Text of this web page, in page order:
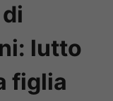
lutto
figlia